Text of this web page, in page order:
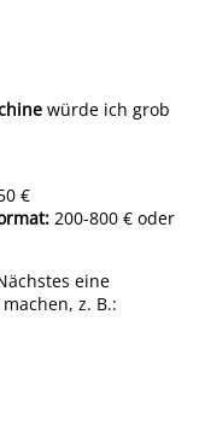
würde ich grob
€
200-800 € oder
eine
machen, z. B.: